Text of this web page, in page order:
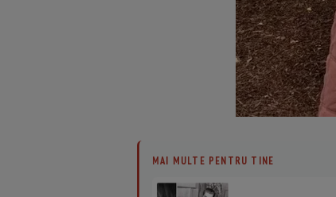
MAI MULTE PENTRU TINE